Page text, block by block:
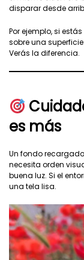
disparar desde
Por ejemplo, si
sobre una
Verás la diferencia.
es más
Un fondo
necesita orden
buena luz. Si el
una tela lisa.